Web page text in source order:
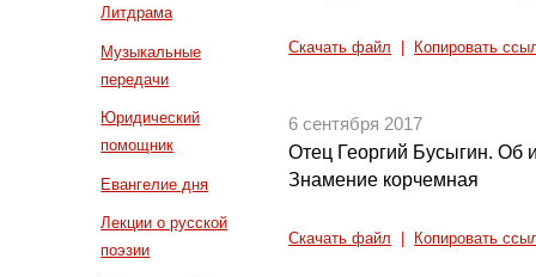
Литдрама
Музыкальные
передачи
Юридический
помощник
Евангелие дня
Лекции о русской
поэзии
Скачать файл Копировать
6 сентября 2017
Отец Георгий Бусыгин. Об
Знамение корчемная
Скачать файл Копировать